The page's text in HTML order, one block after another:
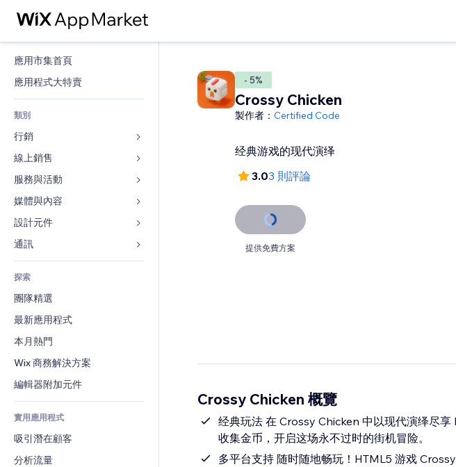
應用市集首頁
應用程式大特賣
類別
行銷
廣告
行動裝置
分析
社交
發佈網站
電子郵件
轉換率
線上銷售
商店應用程式
出貨與送貨
付款按鈕
網路課程
會計
優惠券與酬賓計劃
倉儲解決方案
廠商直送
食品及飲料
服務與活動
旅館
活動
餐廳
不動產
預訂
媒體與內容
圖庫
音樂
Podcast
相片
影片
PDF
檔案分享
新聞
內容服務
設計元件
地圖與導航
隱私與安全性
時鐘
網頁範本
圖片效果
按鈕與選單
橫幅與徽章
計算機
搜尋
天氣
圖表與表格
表單
部落格
投票
聊天
留言
電話
社群
評價與推薦
CRM
探索
團隊精選
最新應用程式
本月熱門
Wix 商務解決方案
編輯器附加元件
實用應用程式
吸引潛在顧客
分析流量
- 5%
Crossy Chicken
製作者： Certified Code
经典游戏的现代演绎
3.03 則評論
提供免費方案
Crossy Chicken 概覽
经典玩法 在 Crossy Chicken 中以现代演绎尽享
收集金币，开启这场永不过时的街机冒险。
多平台支持 随时随地畅玩！HTML5 游戏